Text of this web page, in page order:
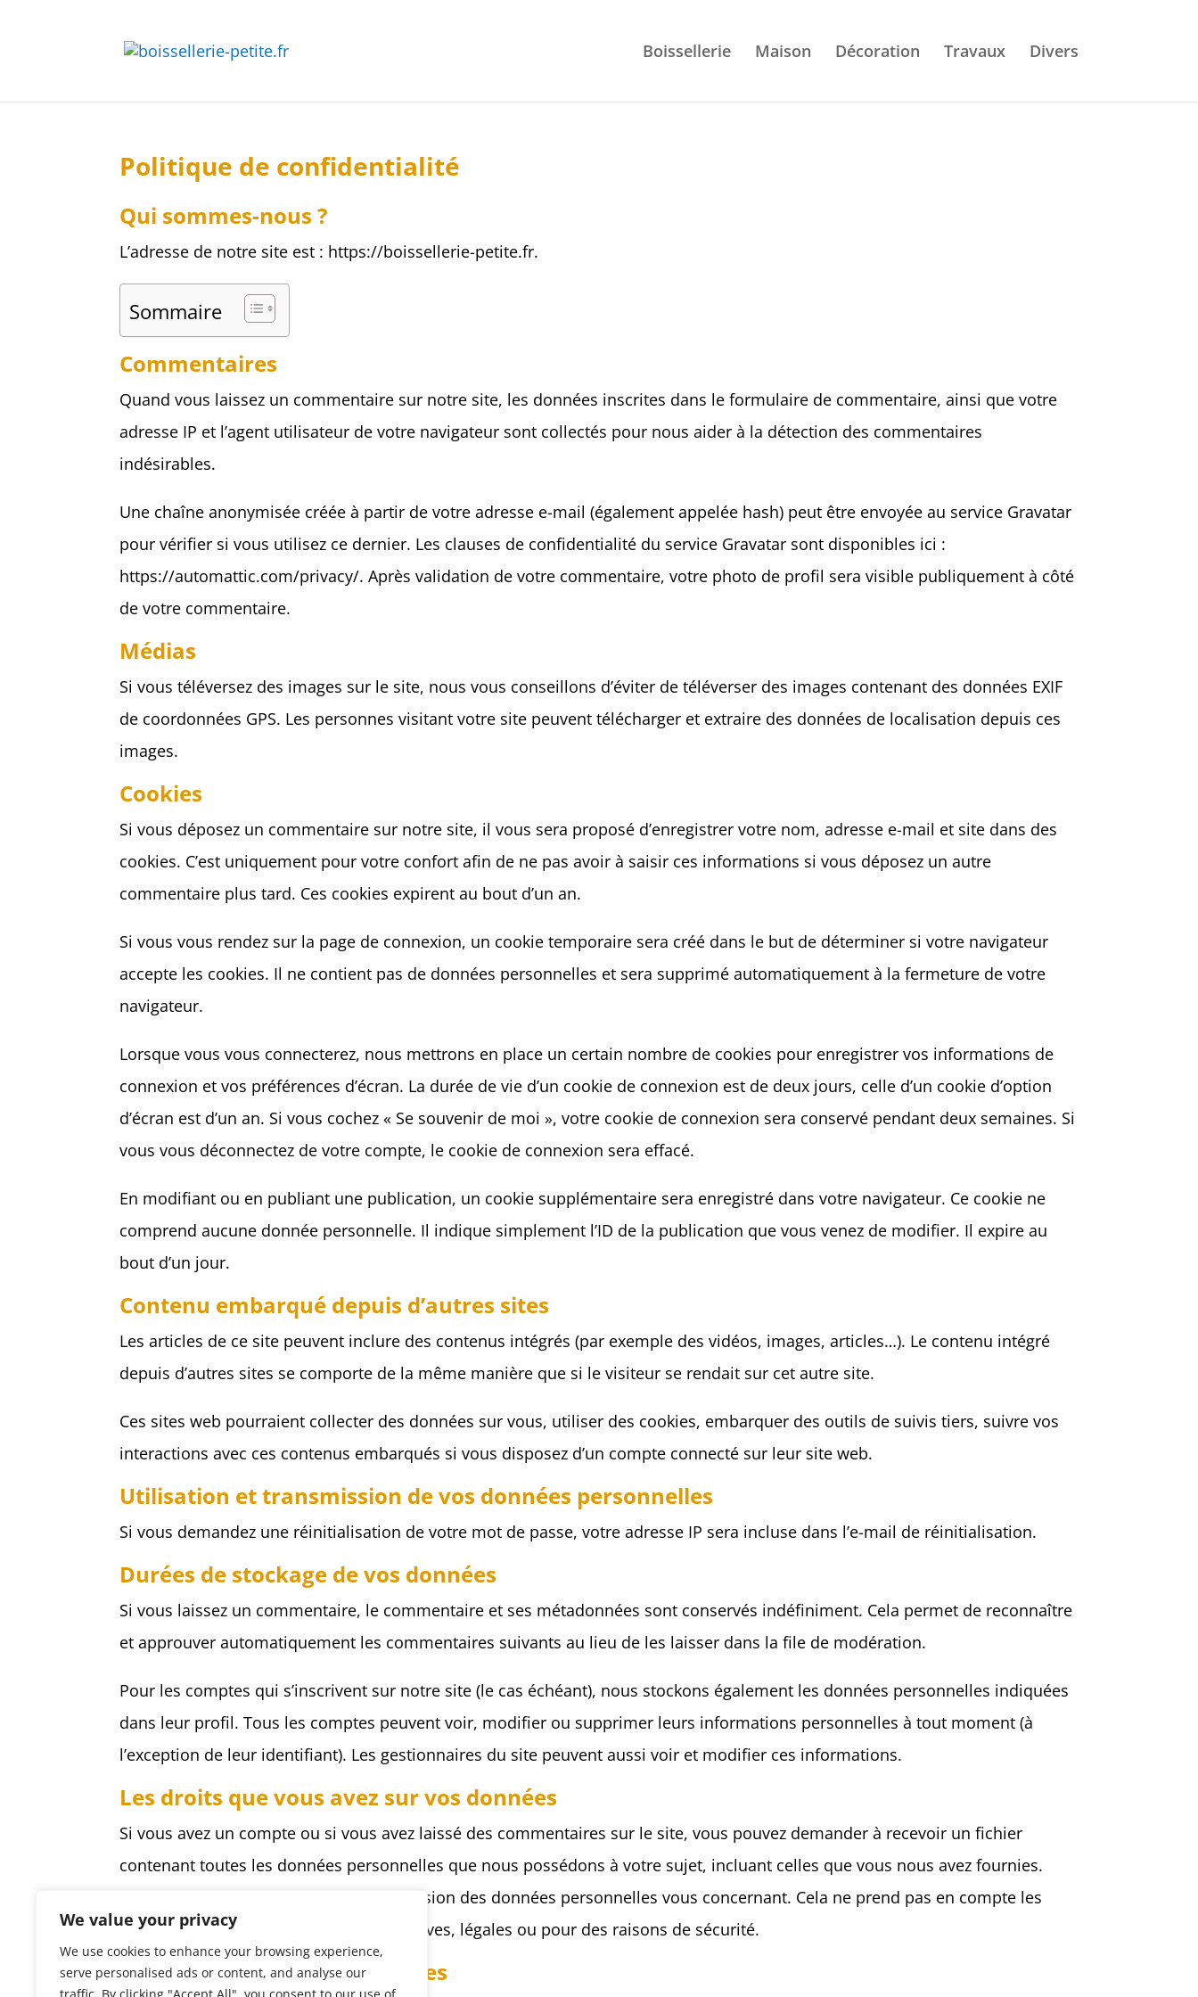
We value your privacy
We use cookies to enhance your browsing experience,
serve personalised ads or content, and analyse our
Boissellerie Maison Décoration Travaux Divers
Politique de confidentialité
Qui sommes-nous ?
L’adresse de notre site est : https://boissellerie-petite.fr.
Sommaire
Commentaires
Quand vous laissez un commentaire sur notre site, les données inscrites dans le formulaire de commentaire, ainsi que votre
adresse IP et l’agent utilisateur de votre navigateur sont collectés pour nous aider à la détection des commentaires
indésirables.
Une chaîne anonymisée créée à partir de votre adresse e-mail (également appelée hash) peut être envoyée au service Gravatar
pour vérifier si vous utilisez ce dernier. Les clauses de confidentialité du service Gravatar sont disponibles ici :
https://automattic.com/privacy/. Après validation de votre commentaire, votre photo de profil sera visible publiquement à côté
de votre commentaire.
Médias
Si vous téléversez des images sur le site, nous vous conseillons d’éviter de téléverser des images contenant des données EXIF
de coordonnées GPS. Les personnes visitant votre site peuvent télécharger et extraire des données de localisation depuis ces
images.
Cookies
Si vous déposez un commentaire sur notre site, il vous sera proposé d’enregistrer votre nom, adresse e-mail et site dans des
cookies. C’est uniquement pour votre confort afin de ne pas avoir à saisir ces informations si vous déposez un autre
commentaire plus tard. Ces cookies expirent au bout d’un an.
Si vous vous rendez sur la page de connexion, un cookie temporaire sera créé dans le but de déterminer si votre navigateur
accepte les cookies. Il ne contient pas de données personnelles et sera supprimé automatiquement à la fermeture de votre
navigateur.
Lorsque vous vous connecterez, nous mettrons en place un certain nombre de cookies pour enregistrer vos informations de
connexion et vos préférences d’écran. La durée de vie d’un cookie de connexion est de deux jours, celle d’un cookie d’option
d’écran est d’un an. Si vous cochez « Se souvenir de moi », votre cookie de connexion sera conservé pendant deux semaines. Si
vous vous déconnectez de votre compte, le cookie de connexion sera effacé.
En modifiant ou en publiant une publication, un cookie supplémentaire sera enregistré dans votre navigateur. Ce cookie ne
comprend aucune donnée personnelle. Il indique simplement l’ID de la publication que vous venez de modifier. Il expire au
bout d’un jour.
Contenu embarqué depuis d’autres sites
Les articles de ce site peuvent inclure des contenus intégrés (par exemple des vidéos, images, articles…). Le contenu intégré
depuis d’autres sites se comporte de la même manière que si le visiteur se rendait sur cet autre site.
Ces sites web pourraient collecter des données sur vous, utiliser des cookies, embarquer des outils de suivis tiers, suivre vos
interactions avec ces contenus embarqués si vous disposez d’un compte connecté sur leur site web.
Utilisation et transmission de vos données personnelles
Si vous demandez une réinitialisation de votre mot de passe, votre adresse IP sera incluse dans l’e-mail de réinitialisation.
Durées de stockage de vos données
Si vous laissez un commentaire, le commentaire et ses métadonnées sont conservés indéfiniment. Cela permet de reconnaître
et approuver automatiquement les commentaires suivants au lieu de les laisser dans la file de modération.
Pour les comptes qui s’inscrivent sur notre site (le cas échéant), nous stockons également les données personnelles indiquées
dans leur profil. Tous les comptes peuvent voir, modifier ou supprimer leurs informations personnelles à tout moment (à
l’exception de leur identifiant). Les gestionnaires du site peuvent aussi voir et modifier ces informations.
Les droits que vous avez sur vos données
Si vous avez un compte ou si vous avez laissé des commentaires sur le site, vous pouvez demander à recevoir un fichier
contenant toutes les données personnelles que nous possédons à votre sujet, incluant celles que vous nous avez fournies.
Vous pouvez aussi demander la suppression des données personnelles vous concernant. Cela ne prend pas en compte les
données stockées à des fins administratives, légales ou pour des raisons de sécurité.
Où vos données sont envoyées